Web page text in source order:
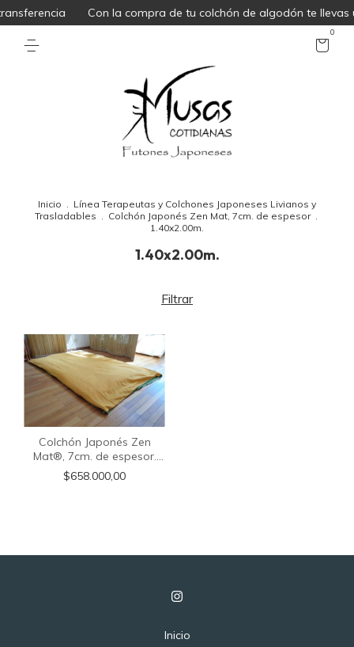
Con la compra de tu colchón de algodón te
0
Inicio . Línea Terapeutas y Colchones Japoneses Livianos y
Trasladables . Colchón Japonés Zen Mat, 7cm. de espesor .
1.40x2.00m.
1.40x2.00m.
Filtrar
Colchón Japonés Zen
Mat®, 7cm. de espesor.
Medida: 1.40x2.00m.
$658.000,00
Inicio